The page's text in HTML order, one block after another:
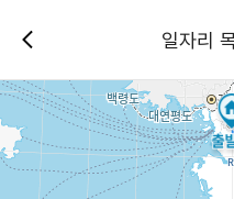
일자리